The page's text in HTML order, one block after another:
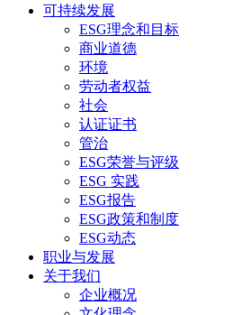
可持续发展
ESG理念和目标
商业道德
环境
劳动者权益
社会
认证证书
管治
ESG荣誉与评级
ESG 实践
ESG报告
ESG政策和制度
ESG动态
职业与发展
关于我们
企业概况